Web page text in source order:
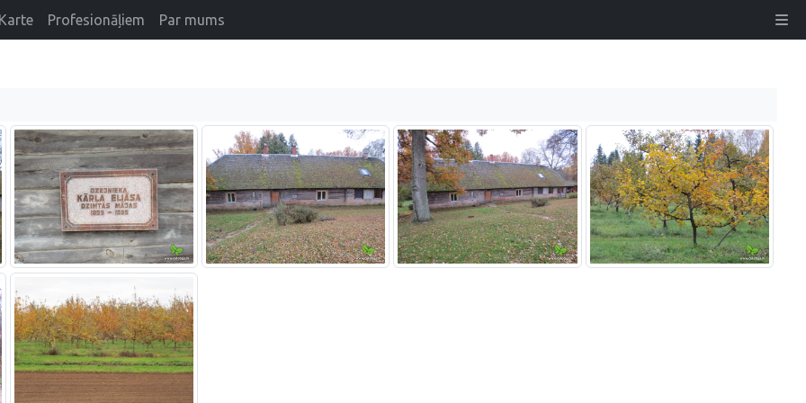
Profesionāļiem Par mums